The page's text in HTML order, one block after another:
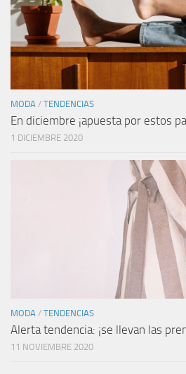
MODA / TENDENCIAS
En diciembre ¡apuesta por estos
1 DICIEMBRE 2020
MODA / TENDENCIAS
Alerta tendencia: ¡se llevan las
11 NOVIEMBRE 2020